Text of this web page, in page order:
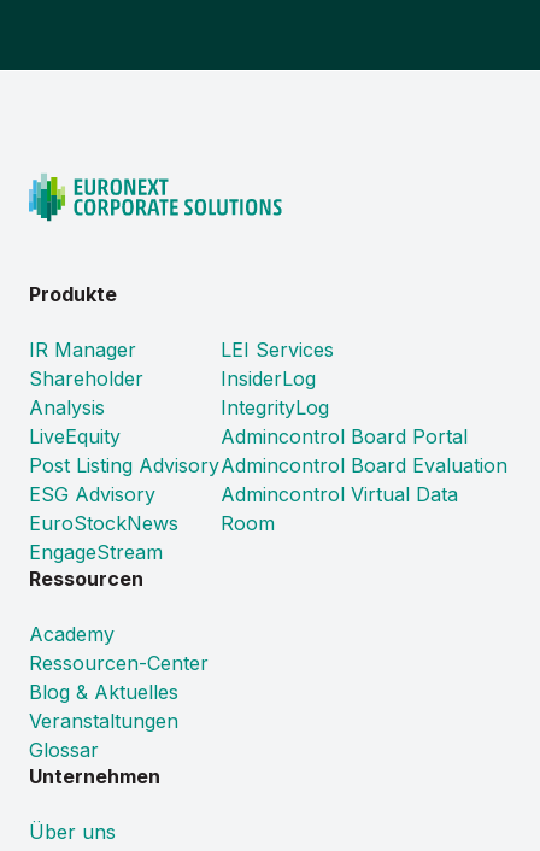
Produkte
IR Manager
Shareholder
Analysis
LiveEquity
Post Listing Advisory
ESG Advisory
EuroStockNews
EngageStream
LEI Services
InsiderLog
IntegrityLog
Admincontrol Board Portal
Admincontrol Board Evaluation
Admincontrol Virtual Data
Room
Ressourcen
Academy
Ressourcen-Center
Blog & Aktuelles
Veranstaltungen
Glossar
Unternehmen
Über uns